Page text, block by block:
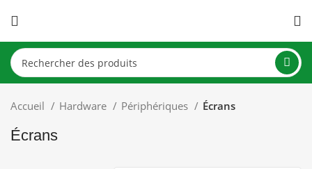
Accueil Hardware Périphériques Écrans
Écrans